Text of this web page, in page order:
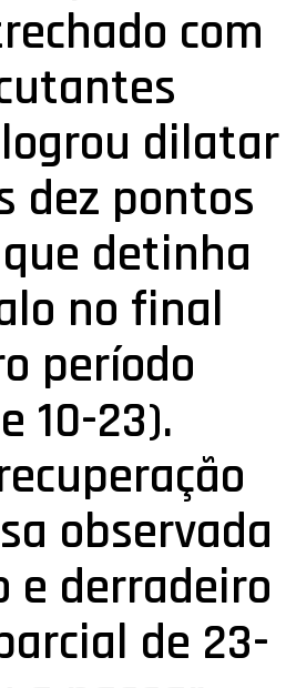
com
dilatar
dez pontos
detinha
no final
período
10-23).
observada
e derradeiro
de 23-